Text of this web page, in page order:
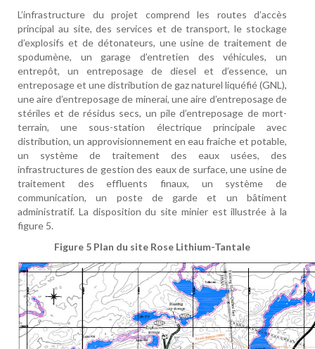
L’infrastructure du projet comprend les routes d’accès
principal au site, des services et de transport, le stockage
d’explosifs et de détonateurs, une usine de traitement de
spodumène, un garage d’entretien des véhicules, un
entrepôt, un entreposage de diesel et d’essence, un
entreposage et une distribution de gaz naturel liquéfié (GNL),
une aire d’entreposage de minerai, une aire d’entreposage de
stériles et de résidus secs, un pile d’entreposage de mort-
terrain, une sous-station électrique principale avec
distribution, un approvisionnement en eau fraiche et potable,
un système de traitement des eaux usées, des
infrastructures de gestion des eaux de surface, une usine de
traitement des effluents finaux, un système de
communication, un poste de garde et un bâtiment
administratif. La disposition du site minier est illustrée à la
figure 5.
Figure 5 Plan du site Rose Lithium-Tantale